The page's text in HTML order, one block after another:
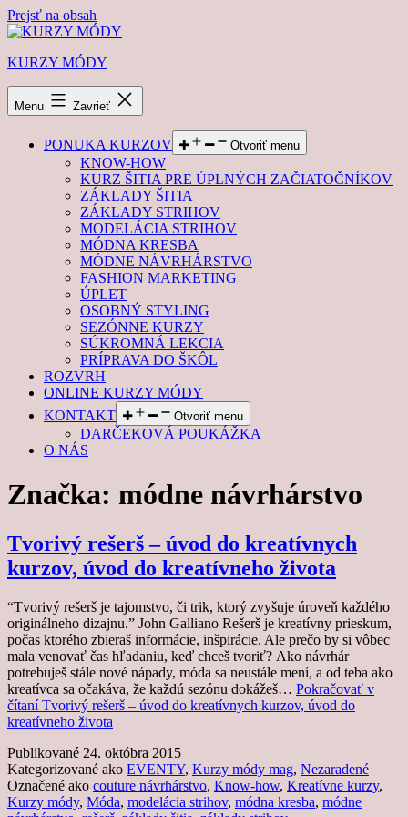
Prejsť na obsah
KURZY MÓDY
Menu Zavrieť
PONUKA KURZOV Otvoriť menu
KNOW-HOW
KURZ ŠITIA PRE ÚPLNÝCH ZAČIATOČNÍKOV
ZÁKLADY ŠITIA
ZÁKLADY STRIHOV
MODELÁCIA STRIHOV
MÓDNA KRESBA
MÓDNE NÁVRHÁRSTVO
FASHION MARKETING
ÚPLET
OSOBNÝ STYLING
SEZÓNNE KURZY
SÚKROMNÁ LEKCIA
PRÍPRAVA DO ŠKÔL
ROZVRH
ONLINE KURZY MÓDY
KONTAKT
Otvoriť menu
DARČEKOVÁ POUKÁŽKA
O NÁS
Značka: módne návrhárstvo
Tvorivý rešerš – úvod do kreatívnych
kurzov, úvod do kreatívneho života
“Tvorivý rešerš je tajomstvo, či trik, ktorý zvyšuje úroveň každého
originálneho dizajnu.” John Galliano Rešerš je kreatívny prieskum,
počas ktorého zbieraš informácie, inšpirácie. Ale prečo by si vôbec
mala venovať čas hľadaniu, keď chceš tvoriť? Ako návrhár
potrebuješ stále nové nápady, móda sa neustále mení, a od teba ako
kreatívca sa očakáva, že každú sezónu dokážeš… Pokračovať v
čítaníTvorivý rešerš – úvod do kreatívnych kurzov, úvod do
kreatívneho života
Publikované 24. októbra 2015
Kategorizované ako EVENTY, Kurzy módy mag, Nezaradené
Označené ako couture návrhárstvo, Know-how, Kreatívne kurzy,
Kurzy módy, Móda, modelácia strihov, módna kresba, módne